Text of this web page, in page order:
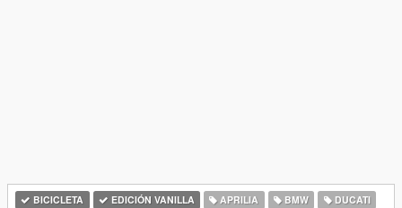
BICICLETA EDICIÓN VANILLA APRILIA BMW
DUCATI